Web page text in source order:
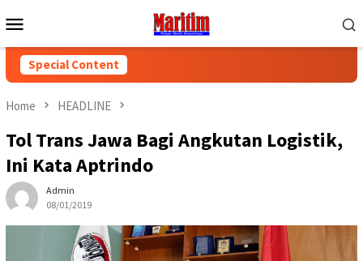
to
Menu
Special Content
Home HEADLINE
Tol Trans Jawa Bagi Angkutan Logistik,
Ini Kata Aptrindo
Admin
08/01/2019